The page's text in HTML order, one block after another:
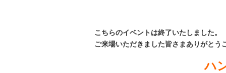
こちらのイベントは終了いたしました。
ご来場いただきました皆さまありがとう
ハ